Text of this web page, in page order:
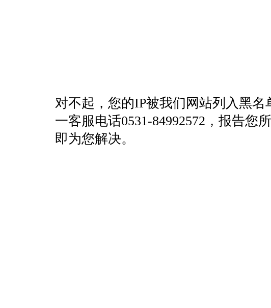
对不起，您的IP被我们网站列入黑
一客服电话0531-84992572，报告
即为您解决。